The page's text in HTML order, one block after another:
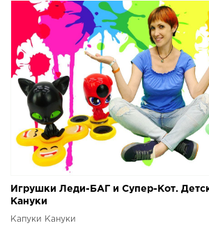
Игрушки Леди-БАГ и Супер-Кот.
Кануки
Капуки Кануки